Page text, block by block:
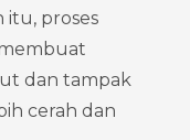
itu, proses
dan tampak
cerah dan